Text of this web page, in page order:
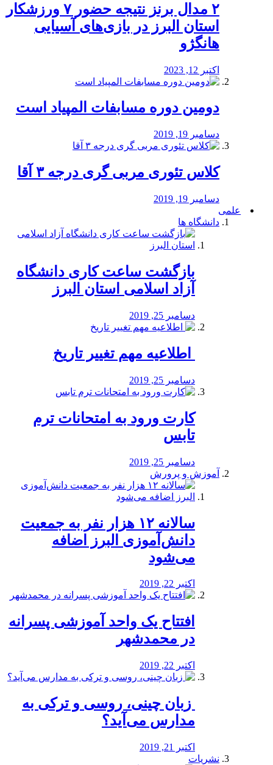
۲ مدال برنز نتیجه حضور ۷ ورزشکار
استان البرز در بازی‌های آسیایی
هانگژو
اکتبر 12, 2023
دومین دوره مسابفات المپیاد است
دسامبر 19, 2019
کلاس تئوری مربی گری درجه ۳ آقا
دسامبر 19, 2019
علمی
دانشگاه ها
بازگشت ساعت کاری دانشگاه
آزاد اسلامی استان البرز
دسامبر 25, 2019
️ اطلاعیه مهم تغییر تاریخ
دسامبر 25, 2019
کارت ورود به امتحانات ترم
تابس
دسامبر 25, 2019
آموزش و پرورش
️سالانه ۱۲ هزار نفر به جمعیت
دانش‌آموزی البرز اضافه
می‌شود
اکتبر 22, 2019
افتتاح یک واحد آموزشی پسرانه
در محمدشهر
اکتبر 22, 2019
️ زبان چینی، روسی و ترکی به
مدارس می‌آید؟
اکتبر 21, 2019
نشریات